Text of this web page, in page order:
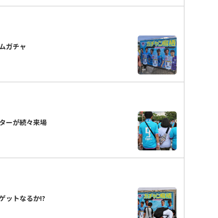
ガチャ
ーが続々来場
ットなるか!?